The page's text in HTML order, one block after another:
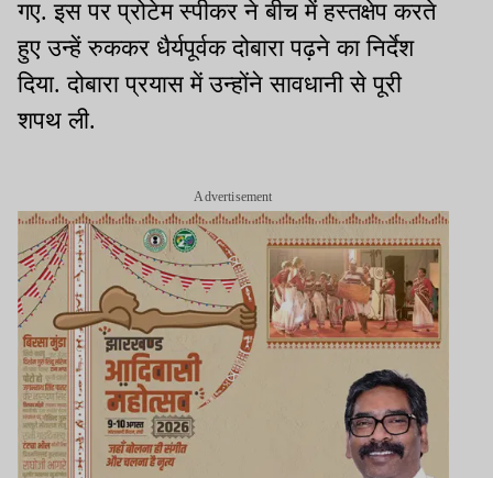
गए. इस पर प्रोटेम स्पीकर ने बीच में हस्तक्षेप करते
हुए उन्हें रुककर धैर्यपूर्वक दोबारा पढ़ने का निर्देश
दिया. दोबारा प्रयास में उन्होंने सावधानी से पूरी
शपथ ली.
Advertisement